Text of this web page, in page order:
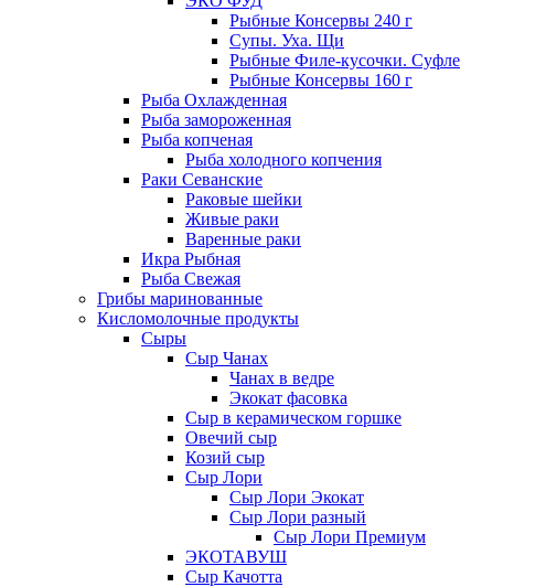
Рыбные Консервы 240 г
Супы. Уха. Щи
Рыбные Филе-кусочки. Суфле
Рыбные Консервы 160 г
Рыба Охлажденная
Рыба замороженная
Рыба копченая
Рыба холодного копчения
Раки Севанские
Раковые шейки
Живые раки
Варенные раки
Икра Рыбная
Рыба Свежая
Грибы маринованные
Кисломолочные продукты
Сыры
Сыр Чанах
Чанах в ведре
Экокат фасовка
Сыр в керамическом горшке
Овечий сыр
Козий сыр
Сыр Лори
Сыр Лори Экокат
Сыр Лори разный
Сыр Лори Премиум
ЭКОТАВУШ
Сыр Качотта